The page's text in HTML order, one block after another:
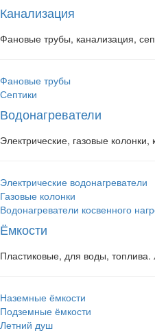
Канализация
Фановые трубы, канализация,
Фановые трубы
Септики
Водонагреватели
Электрические, газовые колонки,
Электрические водонагреватели
Газовые колонки
Водонагреватели косвенного
Ёмкости
Пластиковые, для воды,
Наземные ёмкости
Подземные ёмкости
Летний душ